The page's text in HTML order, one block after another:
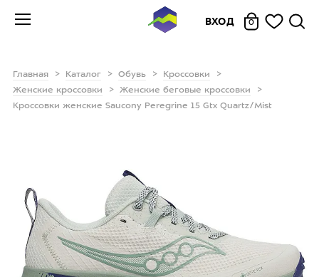
ВХОД 0
Главная Каталог Обувь
Кроссовки
Женские кроссовки
Женские беговые кроссовки
Кроссовки женские Saucony Peregrine 15 Gtx Quartz/Mist